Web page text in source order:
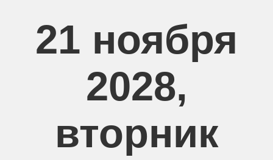
21 ноября
2028,
вторник